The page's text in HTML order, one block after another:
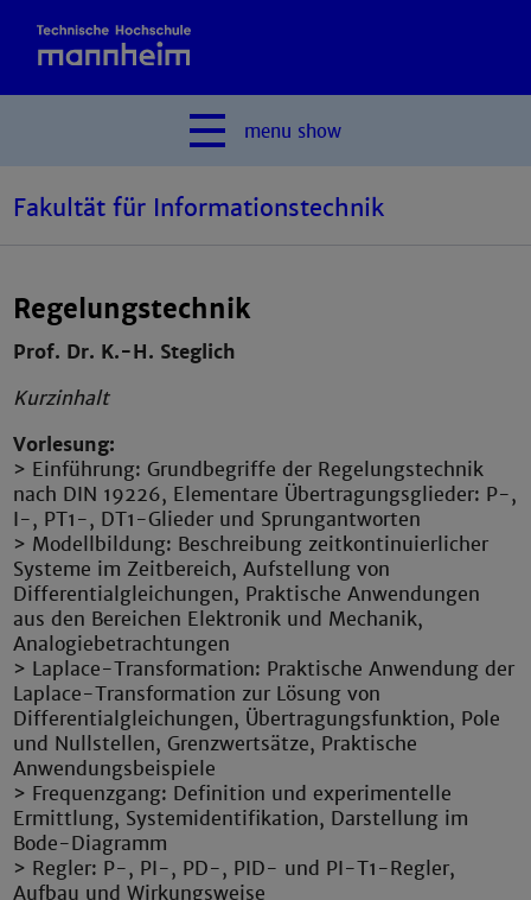
menu show
Fakultät für Informationstechnik
Regelungstechnik
Prof. Dr. K.-H. Steglich
Kurzinhalt
Vorlesung:
> Einführung: Grundbegriffe der Regelungstechnik
nach DIN 19226, Elementare Übertragungsglieder: P-,
I-, PT1-, DT1-Glieder und Sprungantworten
> Modellbildung: Beschreibung zeitkontinuierlicher
Systeme im Zeitbereich, Aufstellung von
Differentialgleichungen, Praktische Anwendungen
aus den Bereichen Elektronik und Mechanik,
Analogiebetrachtungen
> Laplace-Transformation: Praktische Anwendung der
Laplace-Transformation zur Lösung von
Differentialgleichungen, Übertragungsfunktion, Pole
und Nullstellen, Grenzwertsätze, Praktische
Anwendungsbeispiele
> Frequenzgang: Definition und experimentelle
Ermittlung, Systemidentifikation, Darstellung im
Bode-Diagramm
> Regler: P-, PI-, PD-, PID- und PI-T1-Regler,
Aufbau und Wirkungsweise